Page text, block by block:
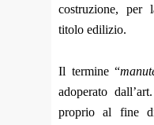
costruzione, per
titolo edilizio.
Il termine “
adoperato
proprio al fine di